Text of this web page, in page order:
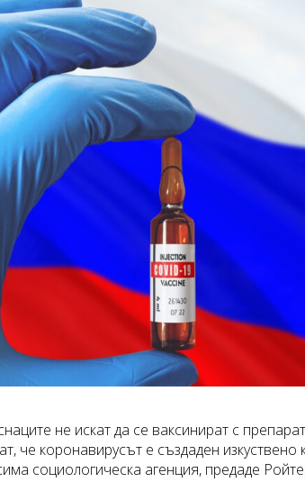
не искат да се ваксинират с
че коронавирусът е създаден
социологическа агенция, предаде